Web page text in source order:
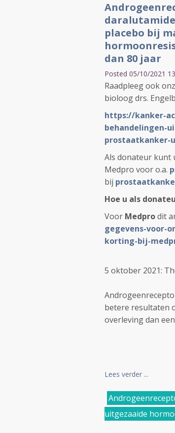
placebo bij
dan 80 jaar
Posted 05/10/2021
Raadpleeg ook
bioloog drs.
https://kanker-
behandelingen-
prostaatkanker-
Als donateur kunt
Medpro voor o.a.
bij
Hoe u als
Voor Medprodit
gegevens-voor-
korting-bij-
5 oktober 2021:
betere resultaten
overleving dan
Lees verder ...
uitgezaaide